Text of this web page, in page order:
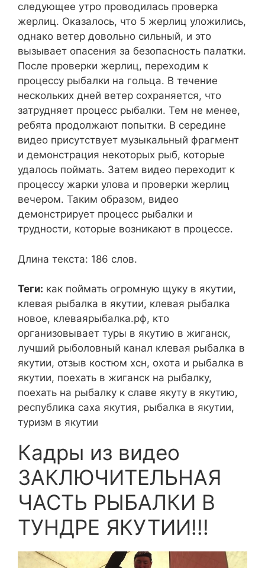
следующее утро проводилась проверка
жерлиц. Оказалось, что 5 жерлиц уложились,
однако ветер довольно сильный, и это
вызывает опасения за безопасность палатки.
После проверки жерлиц, переходим к
процессу рыбалки на гольца. В течение
нескольких дней ветер сохраняется, что
затрудняет процесс рыбалки. Тем не менее,
ребята продолжают попытки. В середине
видео присутствует музыкальный фрагмент
и демонстрация некоторых рыб, которые
удалось поймать. Затем видео переходит к
процессу жарки улова и проверки жерлиц
вечером. Таким образом, видео
демонстрирует процесс рыбалки и
трудности, которые возникают в процессе.
Длина текста: 186 слов.
Теги: как поймать огромную щуку в якутии,
клевая рыбалка в якутии, клевая рыбалка
новое, клеваярыбалка.рф, кто
организовывает туры в якутию в жиганск,
лучший рыболовный канал клевая рыбалка в
якутии, отзыв костюм хсн, охота и рыбалка в
якутии, поехать в жиганск на рыбалку,
поехать на рыбалку к славе якуту в якутию,
республика саха якутия, рыбалка в якутии,
туризм в якутии
Кадры из видео
ЗАКЛЮЧИТЕЛЬНАЯ
ЧАСТЬ РЫБАЛКИ В
ТУНДРЕ ЯКУТИИ!!!